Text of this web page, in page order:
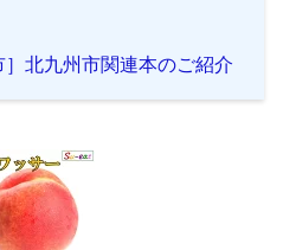
］北九州市関連本のご紹介